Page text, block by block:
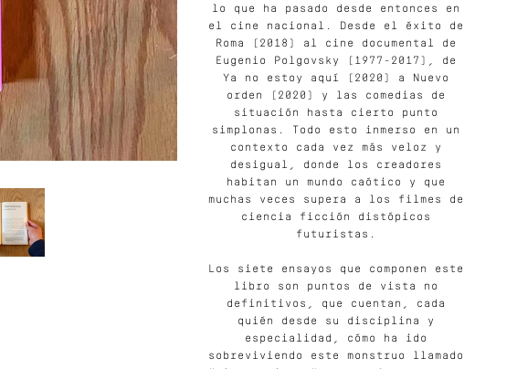
lo que ha pasado desde entonces en
el cine nacional. Desde el éxito de
Roma (2018) al cine documental de
Eugenio Polgovsky (1977-2017), de
Ya no estoy aquí (2020) a Nuevo
orden (2020) y las comedias de
situación hasta cierto punto
simplonas. Todo esto inmerso en un
contexto cada vez más veloz y
desigual, donde los creadores
habitan un mundo caótico y que
muchas veces supera a los filmes de
ciencia ficción distópicos
futuristas.
Los siete ensayos que componen este
libro son puntos de vista no
definitivos, que cuentan, cada
quién desde su disciplina y
especialidad, cómo ha ido
sobreviviendo este monstruo llamado